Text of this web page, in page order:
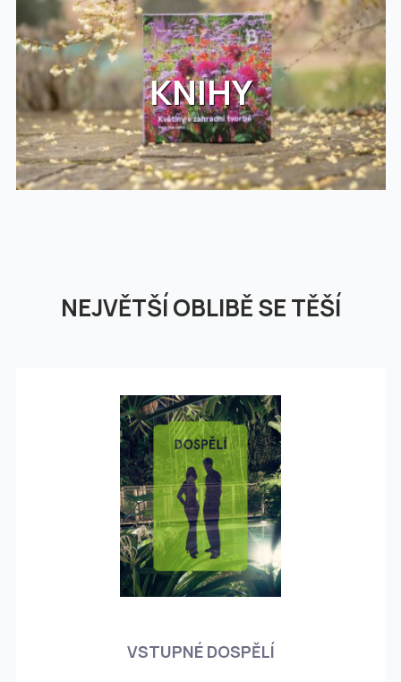
KNIHY
NEJVĚTŠÍ OBLIBĚ SE TĚŠÍ
VSTUPNÉ DOSPĚLÍ